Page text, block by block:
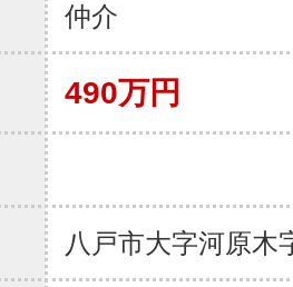
仲介
490万円
八戸市大字河原木